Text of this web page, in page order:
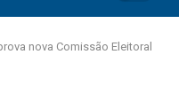
nova Comissão Eleitoral